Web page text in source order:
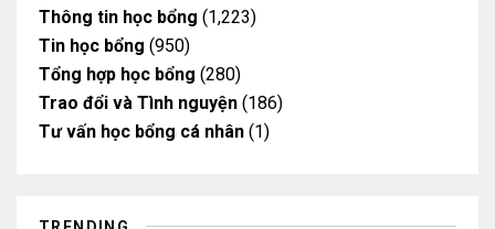
Thông tin học bổng (1,223)
Tin học bổng (950)
Tổng hợp học bổng (280)
Trao đổi và Tình nguyện (186)
Tư vấn học bổng cá nhân (1)